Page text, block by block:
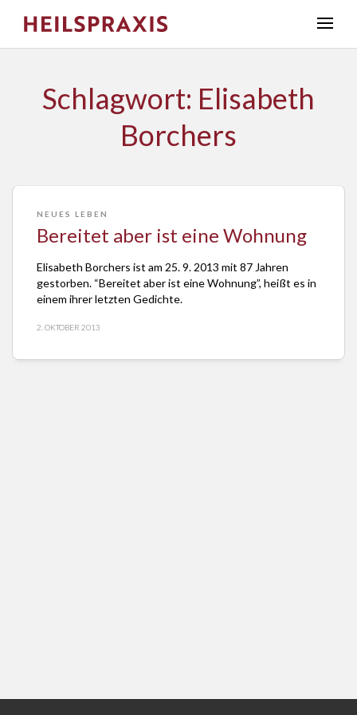
Schlagwort: Elisabeth
Borchers
NEUES LEBEN
Bereitet aber ist eine Wohnung
Elisabeth Borchers ist am 25. 9. 2013 mit 87 Jahren
gestorben. “Bereitet aber ist eine Wohnung”, heißt es in
einem ihrer letzten Gedichte.
2. OKTOBER 2013